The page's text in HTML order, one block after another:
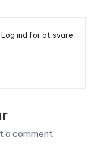
Log ind for at svare
comment.